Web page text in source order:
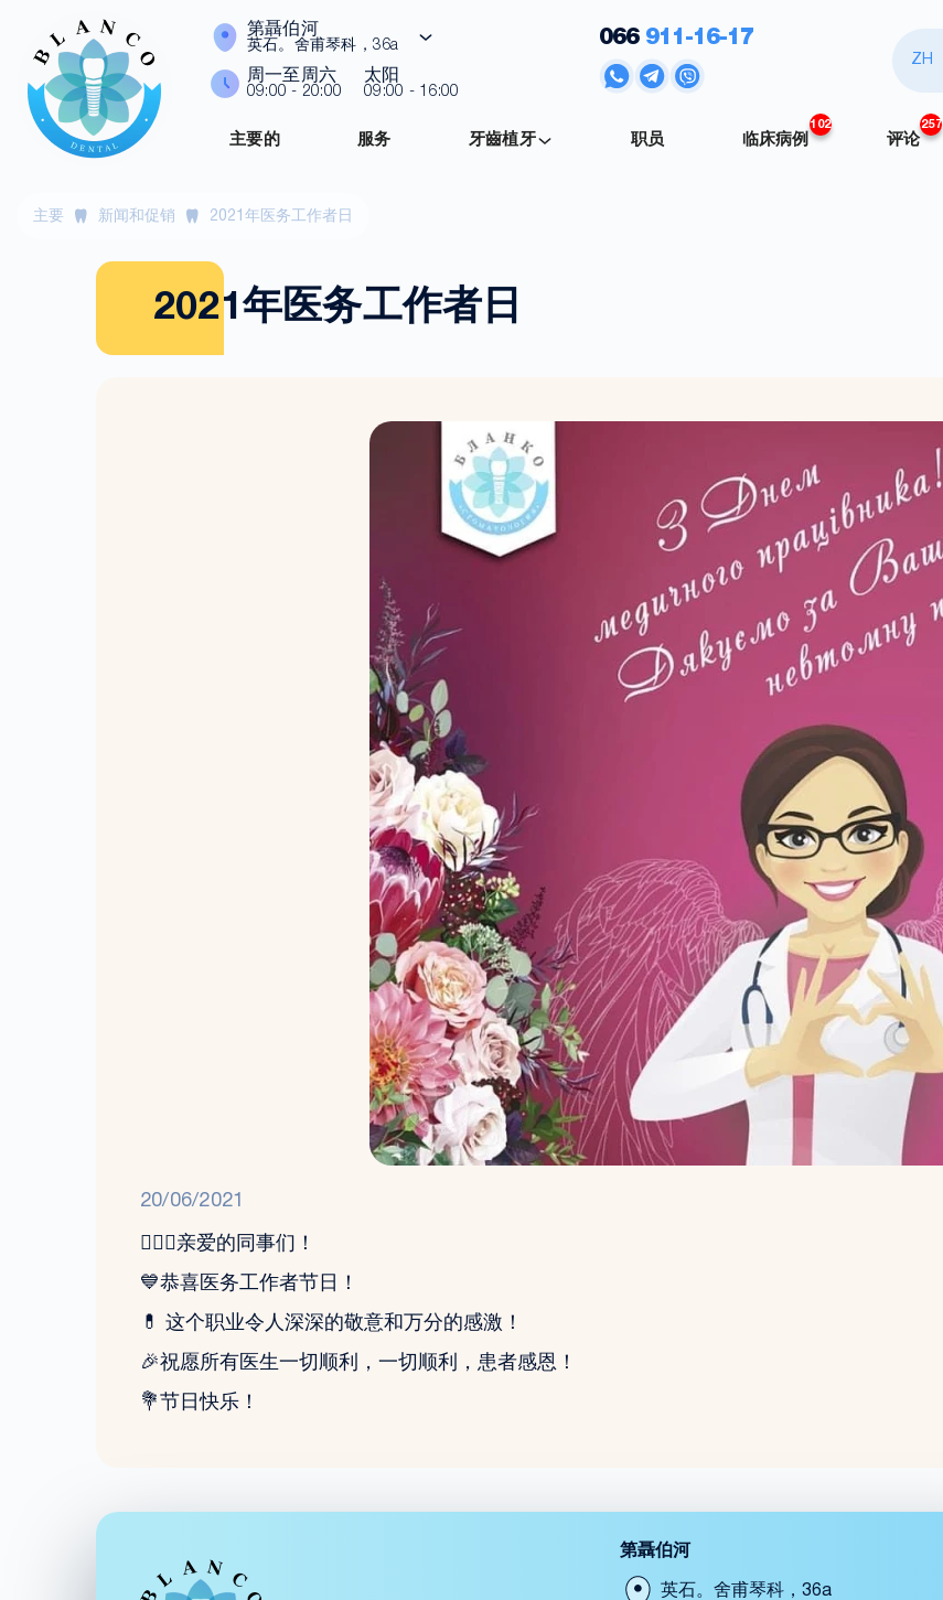
第聶伯河
英石。舍甫琴科，36a
周一至周六
09:00 - 20:00
太阳
09:00 - 16:00
066911-16-17
ZH
主要的 服务 牙齒植牙 职员 临床病例
102
评论
257
主要 新闻和促销 2021年医务工作者日
2021年医务工作者日
20/06/2021
👨🏻‍⚕️亲爱的同事们！
💙恭喜医务工作者节日！
💊 这个职业令人深深的敬意和万分的感激！
🎉祝愿所有医生一切顺利，一切顺利，患者感恩！
💐节日快乐！
第聶伯河
英石。舍甫琴科，36a